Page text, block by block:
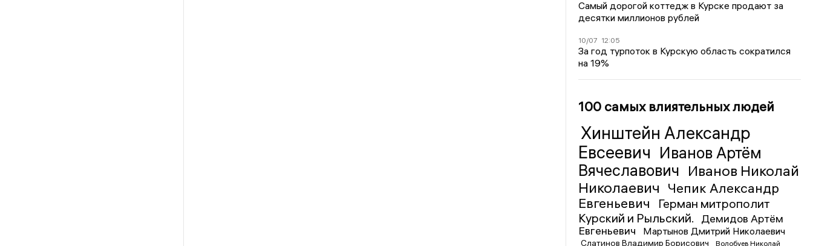
Самый дорогой коттедж в Курске продают за
десятки миллионов рублей
10/07 12:05
За год турпоток в Курскую область сократился
на 19%
100 самых влиятельных людей
Хинштейн Александр
Евсеевич Иванов Артём
Вячеславович Иванов Николай
Николаевич Чепик Александр
Евгеньевич
Герман митрополит
Курский и Рыльский.
Демидов Артём
Евгеньевич
Мартынов Дмитрий Николаевич
Слатинов Владимир Борисович
Волобуев Николай